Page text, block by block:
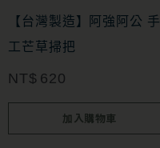
【台灣製造】阿強阿公 手
工芒草掃把
NT$ 620
加入購物車